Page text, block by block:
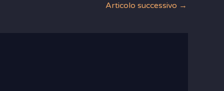
Articolo successivo →